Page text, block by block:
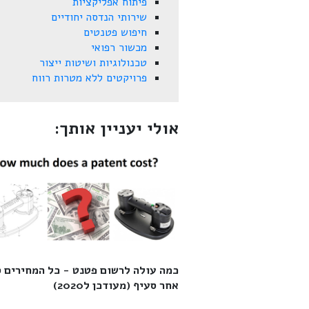
שירותי הנדסה יחודיים
חיפוש פטנטים
מכשור רפואי
טכנולוגיות ושיטות ייצור
פרויקטים ללא מטרות רווח
אולי יעניין אותך:
כמה עולה לרשום פטנט - כל המחירים
אחר סעיף (מעודכן ל2020)‎